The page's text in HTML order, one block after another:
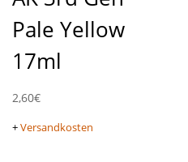
Pale Yellow
17ml
2,60€
+Versandkosten